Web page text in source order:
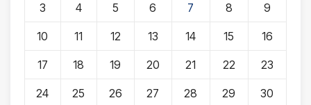
3 4 5 6 7 8 9
10 11 12 13 14 15 16
17 18 19 20 21 22 23
24 25 26 27 28 29 30